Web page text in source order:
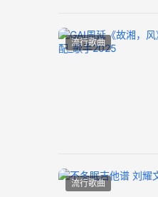
流行歌曲
流行歌曲